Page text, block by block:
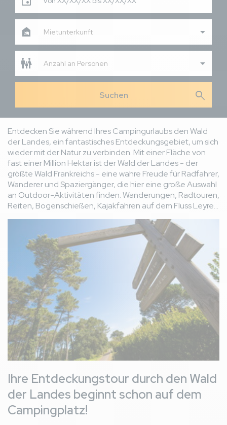
Mietunterkunft
Anzahl an Personen
search
Entdecken Sie während Ihres Campingurlaubs den Wald
der Landes, ein fantastisches Entdeckungsgebiet, um sich
wieder mit der Natur zu verbinden. Mit einer Fläche von
fast einer Million Hektar ist der Wald der Landes - der
größte Wald Frankreichs - eine wahre Freude für Radfahrer,
Wanderer und Spaziergänger, die hier eine große Auswahl
an Outdoor-Aktivitäten finden: Wanderungen, Radtouren,
Reiten, Bogenschießen, Kajakfahren auf dem Fluss Leyre...
Ihre Entdeckungstour durch den Wald
der Landes beginnt schon auf dem
Campingplatz!